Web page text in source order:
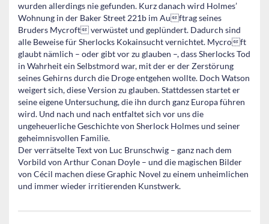
wurden allerdings nie gefunden. Kurz danach wird Holmes’
Wohnung in der Baker Street 221b im Auftrag seines
Bruders Mycroft verwüstet und geplündert. Dadurch sind
alle Beweise für Sherlocks Kokainsucht vernichtet. Mycroft
glaubt nämlich – oder gibt vor zu glauben –, dass Sherlocks Tod
in Wahrheit ein Selbstmord war, mit der er der Zerstörung
seines Gehirns durch die Droge entgehen wollte. Doch Watson
weigert sich, diese Version zu glauben. Stattdessen startet er
seine eigene Untersuchung, die ihn durch ganz Europa führen
wird. Und nach und nach entfaltet sich vor uns die
ungeheuerliche Geschichte von Sherlock Holmes und seiner
geheimnisvollen Familie.
Der verrätselte Text von Luc Brunschwig – ganz nach dem
Vorbild von Arthur Conan Doyle – und die magischen Bilder
von Cécil machen diese Graphic Novel zu einem unheimlichen
und immer wieder irritierenden Kunstwerk.